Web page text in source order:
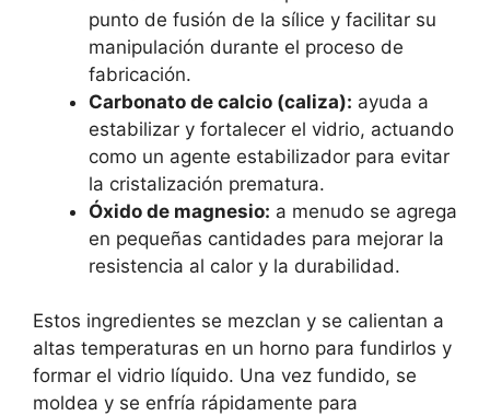
punto de fusión de la sílice y facilitar su
manipulación durante el proceso de
fabricación.
Carbonato de calcio (caliza): ayuda a
estabilizar y fortalecer el vidrio, actuando
como un agente estabilizador para evitar
la cristalización prematura.
Óxido de magnesio: a menudo se agrega
en pequeñas cantidades para mejorar la
resistencia al calor y la durabilidad.
Estos ingredientes se mezclan y se calientan a
altas temperaturas en un horno para fundirlos y
formar el vidrio líquido. Una vez fundido, se
moldea y se enfría rápidamente para